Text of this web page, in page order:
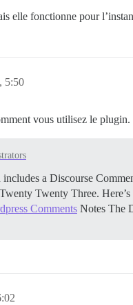
elle fonctionne pour
5:50
vous utilisez le
a Discourse
Twenty Three.
Comments Notes The